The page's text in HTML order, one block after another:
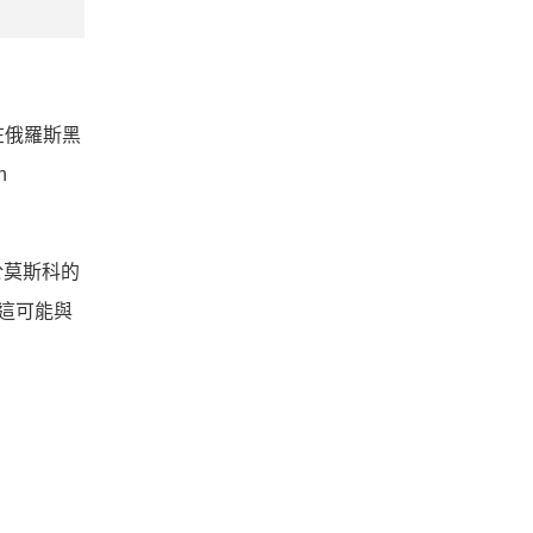
俄羅斯黑
斯科的
可能與